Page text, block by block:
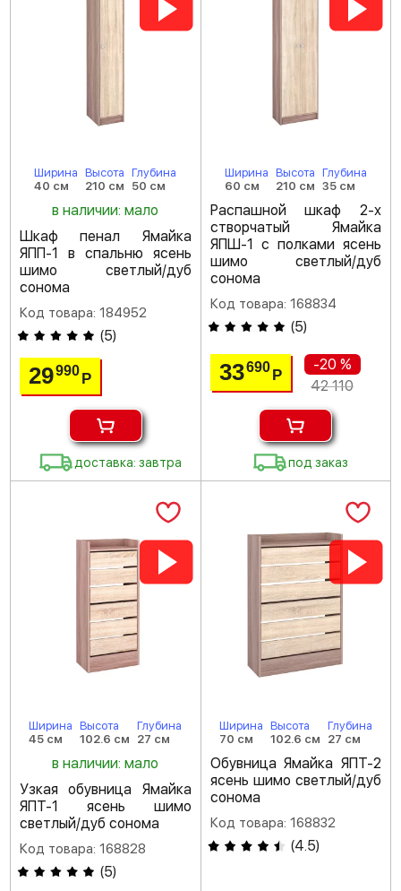
Ширина
40 см
Высота
210 см
Глубина
50 см
в наличии: мало
Шкаф пенал Ямайка
ЯПП-1 в спальню ясень
шимо светлый/дуб
сонома
Код товара: 184952
(5)
29990Р
доставка: завтра
Ширина
60 см
Высота
210 см
Глубина
35 см
Распашной шкаф 2-х
створчатый Ямайка
ЯПШ-1 с полками ясень
шимо светлый/дуб
сонома
Код товара: 168834
(5)
33690 Р
-20 %
42 110
под заказ
Ширина
45 см
Высота
102.6 см
Глубина
27 см
в наличии: мало
Узкая обувница Ямайка
ЯПТ-1 ясень шимо
светлый/дуб сонома
Код товара: 168828
(5)
Ширина
70 см
Высота
102.6 см
Глубина
27 см
Обувница Ямайка ЯПТ-2
ясень шимо светлый/дуб
сонома
Код товара: 168832
(4.5)